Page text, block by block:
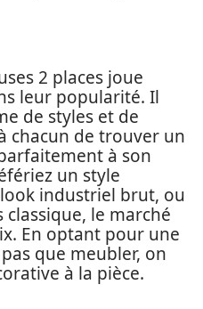
2 places joue
leur popularité. Il
de styles et de
chacun de trouver un
à son
un style
industriel brut, ou
le marché
En optant pour une
que meubler, on
à la pièce.